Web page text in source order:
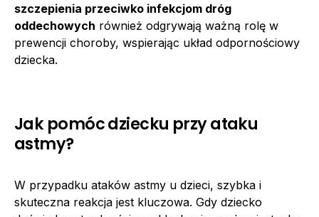
szczepienia przeciwko infekcjom dróg
oddechowych również odgrywają ważną rolę w
prewencji choroby, wspierając układ odpornościowy
dziecka.
Jak pomóc dziecku przy ataku
astmy?
W przypadku ataków astmy u dzieci, szybka i
skuteczna reakcja jest kluczowa. Gdy dziecko